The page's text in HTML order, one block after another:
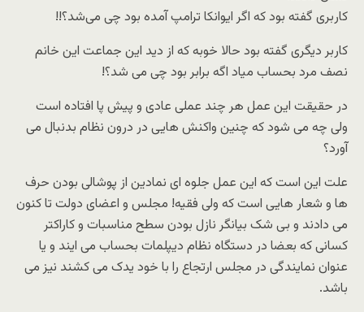
کاربری گفته بود که اگر ایوانکا ترامپ آمده بود چی می‌شد؟!!
کاربر دیگری گفته بود حالا خوبه که از دید این جماعت این خانم
نصف مرد بحساب میاد اگه برابر بود چی می شد؟!
در حقیقت این عمل هر چند عملی عادی و پیش پا افتاده است
ولی چه می شود که چنین واکنش هایی در درون نظام بدنبال می
آورد؟
علت این است که این عمل جلوه ای نمادین از پوشالی بودن حرف
ها و شعار هایی است که ولی فقیه! مجلس و اعضای دولت تا کنون
می دادند و بی شک بیانگر نازل بودن سطح مناسبات و کاراکتر
کسانی که بعضا در دستگاه نظام دیپلمات بحساب می ایند و یا
عنوان نمایندگی در مجلس ارتجاع را با خود یدک می کشند نیز می
باشد.